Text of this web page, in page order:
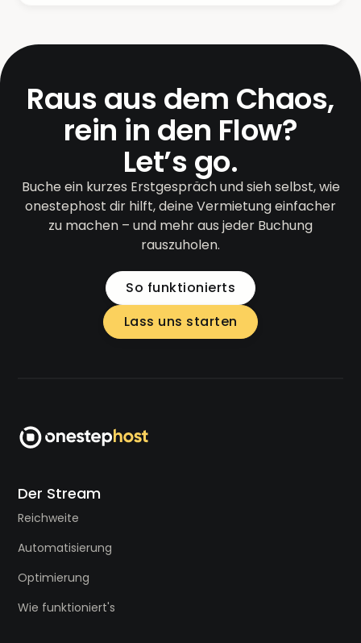
Raus aus dem Chaos,
rein in den Flow?
Let’s go.
Buche ein kurzes Erstgespräch und sieh selbst, wie
onestephost dir hilft, deine Vermietung einfacher
zu machen – und mehr aus jeder Buchung
rauszuholen.
So funktionierts
Lass uns starten
Der Stream
Reichweite
Automatisierung
Optimierung
Wie funktioniert's